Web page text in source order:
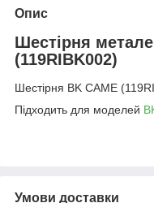
Опис
Шестірня
(119RIBK002)
Шестірня BK CAME
Підходить для моделей
Умови доставки